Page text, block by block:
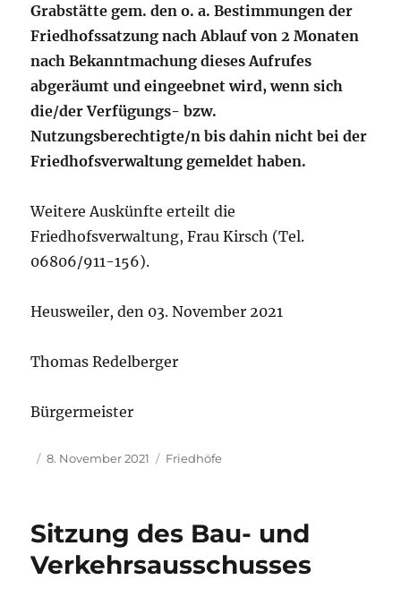
Grabstätte gem. den o. a. Bestimmungen der
Friedhofssatzung nach Ablauf von 2 Monaten
nach Bekanntmachung dieses Aufrufes
abgeräumt und eingeebnet wird, wenn sich
die/der Verfügungs- bzw.
Nutzungsberechtigte/n bis dahin nicht bei der
Friedhofsverwaltung gemeldet haben.
Weitere Auskünfte erteilt die
Friedhofsverwaltung, Frau Kirsch (Tel.
06806/911-156).
Heusweiler, den 03. November 2021
Thomas Redelberger
Bürgermeister
Autor
Veröffentlicht
8. November 2021 Kategorien
Friedhöfe
Sitzung des Bau- und
Verkehrsausschusses